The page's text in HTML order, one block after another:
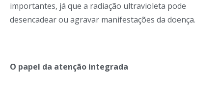
importantes, já que a radiação ultravioleta pode
desencadear ou agravar manifestações da doença.
O papel da atenção integrada